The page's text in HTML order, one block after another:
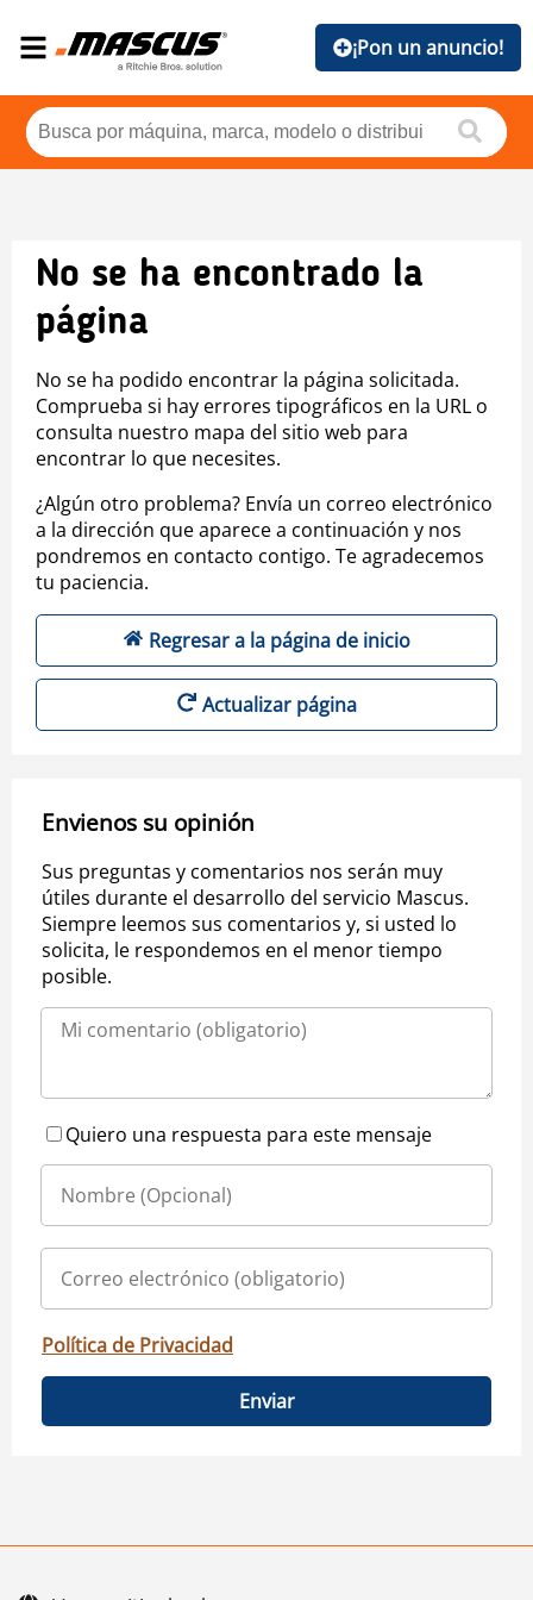
¡Pon un anuncio!
No se ha encontrado la
página
No se ha podido encontrar la página solicitada.
Comprueba si hay errores tipográficos en la URL o
consulta nuestro mapa del sitio web para
encontrar lo que necesites.
¿Algún otro problema? Envía un correo electrónico
a la dirección que aparece a continuación y nos
pondremos en contacto contigo. Te agradecemos
tu paciencia.
Regresar a la página de inicio
Actualizar página
Envienos su opinión
Sus preguntas y comentarios nos serán muy
útiles durante el desarrollo del servicio Mascus.
Siempre leemos sus comentarios y, si usted lo
solicita, le respondemos en el menor tiempo
posible.
Quiero una respuesta para este mensaje
Política de Privacidad
Enviar